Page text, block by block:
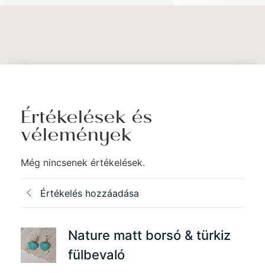
Értékelések és
vélemények
Még nincsenek értékelések.
Értékelés hozzáadása
Nature matt borsó & türkiz
fülbevaló